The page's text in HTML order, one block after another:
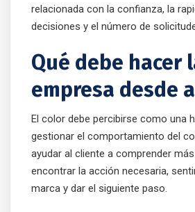
relacionada con la confianza, la
decisiones y el número de
Qué debe hacer
empresa desde
El color debe percibirse como una
gestionar el comportamiento del
ayudar al cliente a comprender
encontrar la acción necesaria,
marca y dar el siguiente paso.